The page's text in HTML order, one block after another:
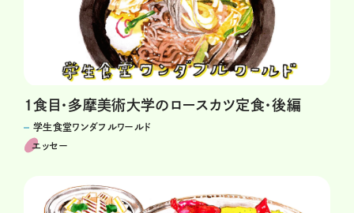
1食目・多摩美術大学のロースカツ定食・後編
学生食堂ワンダフルワールド
エッセー